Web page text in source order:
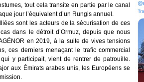
tout cela transite en partie par le canal
jour l’équivalent d’un Rungis annuel.
sont les acteurs de la sécurisation de ces
dans le détroit d’Ormuz, depuis que nous
en 2019, à la suite de vives tensions
ces derniers menaçant le trafic commercial
y participait, vient de rentrer de patrouille.
aux Émirats arabes unis, les Européens se